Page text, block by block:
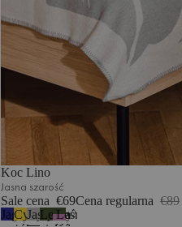
Koc Lino
Jasna szarość
Sale cena €69Cena regularna €89
Jagodowy
Cytrynowy
JasnaLeśna
Leśna
2